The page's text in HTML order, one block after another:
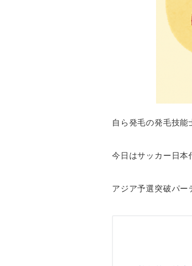
自ら発毛の発毛技能
今日はサッカー日本
アジア予選突破パ